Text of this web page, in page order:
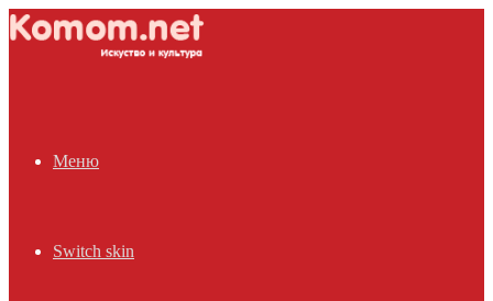
Меню
Switch skin